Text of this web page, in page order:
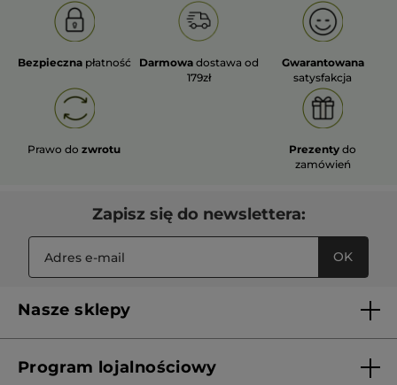
Bezpieczna płatność Darmowa dostawa od
179zł
Gwarantowana
satysfakcja
Prawo dozwrotu Prezenty do
zamówień
Zapisz się do newslettera:
OK
Nasze sklepy
Franczyza
Program lojalnościowy